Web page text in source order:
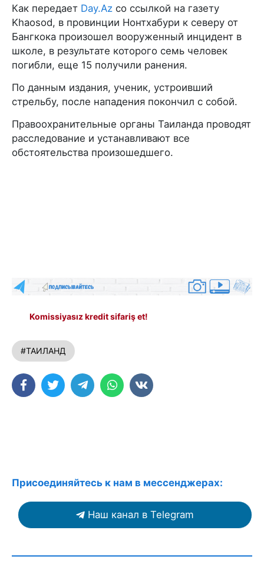
Как передает Day.Az со ссылкой на газету
Khaosod, в провинции Нонтхабури к северу от
Бангкока произошел вооруженный инцидент в
школе, в результате которого семь человек
погибли, еще 15 получили ранения.
По данным издания, ученик, устроивший
стрельбу, после нападения покончил с собой.
Правоохранительные органы Таиланда проводят
расследование и устанавливают все
обстоятельства произошедшего.
Komissiyasız kredit sifariş et!
#ТАИЛАНД
Присоединяйтесь к нам в мессенджерах:
Наш канал в Telegram